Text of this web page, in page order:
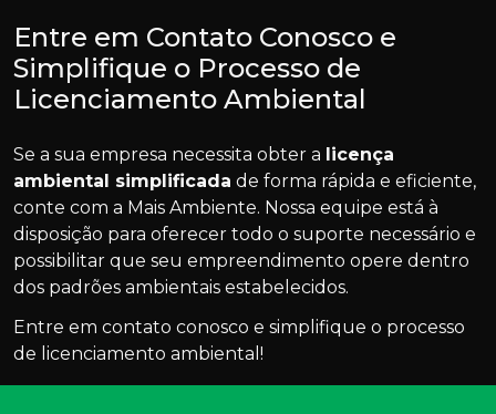
Entre em Contato Conosco e
Simplifique o Processo de
Licenciamento Ambiental
Se a sua empresa necessita obter a licença
ambiental simplificada de forma rápida e eficiente,
conte com a Mais Ambiente. Nossa equipe está à
disposição para oferecer todo o suporte necessário e
possibilitar que seu empreendimento opere dentro
dos padrões ambientais estabelecidos.
Entre em contato conosco e simplifique o processo
de licenciamento ambiental!